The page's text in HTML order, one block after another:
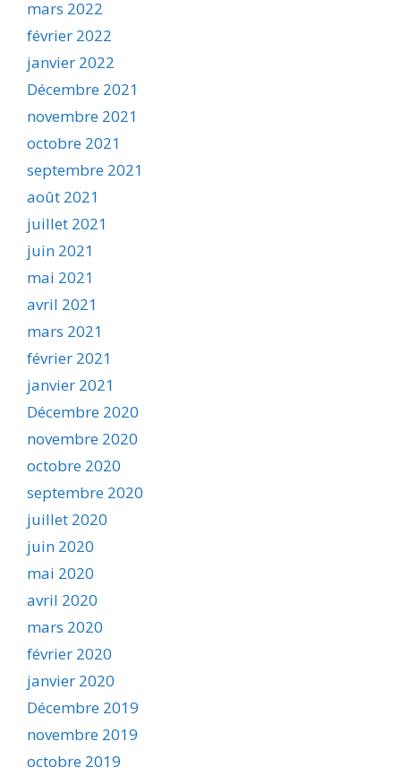
mars 2022
février 2022
janvier 2022
Décembre 2021
novembre 2021
octobre 2021
septembre 2021
août 2021
juillet 2021
juin 2021
mai 2021
avril 2021
mars 2021
février 2021
janvier 2021
Décembre 2020
novembre 2020
octobre 2020
septembre 2020
juillet 2020
juin 2020
mai 2020
avril 2020
mars 2020
février 2020
janvier 2020
Décembre 2019
novembre 2019
octobre 2019